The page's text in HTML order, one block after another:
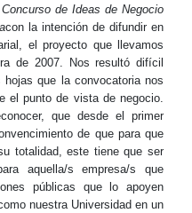
de Ideas de Negocio
con la intención de difundir en
el proyecto que llevamos
de 2007. Nos resultó difícil
que la convocatoria nos
el punto de vista de negocio.
que desde el primer
de que para que
totalidad, este tiene que ser
aquella/s empresa/s que
públicas que lo apoyen
nuestra Universidad en un